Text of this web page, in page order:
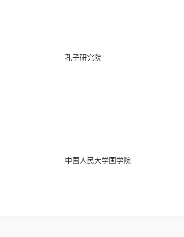
孔子研究院
中国人民大学国学院